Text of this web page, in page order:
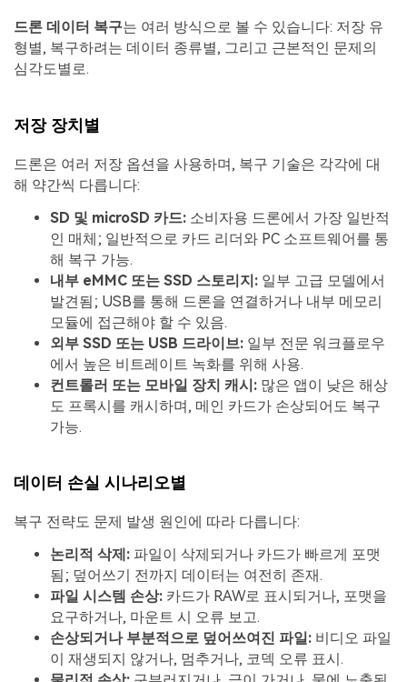
드론 데이터 복구는 여러 방식으로 볼 수 있습니다: 저장 유
형별, 복구하려는 데이터 종류별, 그리고 근본적인 문제의
심각도별로.
저장 장치별
드론은 여러 저장 옵션을 사용하며, 복구 기술은 각각에 대
해 약간씩 다릅니다:
SD 및 microSD 카드: 소비자용 드론에서 가장 일반적
인 매체; 일반적으로 카드 리더와 PC 소프트웨어를 통
해 복구 가능.
내부 eMMC 또는 SSD 스토리지: 일부 고급 모델에서
발견됨; USB를 통해 드론을 연결하거나 내부 메모리
모듈에 접근해야 할 수 있음.
외부 SSD 또는 USB 드라이브: 일부 전문 워크플로우
에서 높은 비트레이트 녹화를 위해 사용.
컨트롤러 또는 모바일 장치 캐시: 많은 앱이 낮은 해상
도 프록시를 캐시하며, 메인 카드가 손상되어도 복구
가능.
데이터 손실 시나리오별
복구 전략도 문제 발생 원인에 따라 다릅니다:
논리적 삭제: 파일이 삭제되거나 카드가 빠르게 포맷
됨; 덮어쓰기 전까지 데이터는 여전히 존재.
파일 시스템 손상: 카드가 RAW로 표시되거나, 포맷을
요구하거나, 마운트 시 오류 보고.
손상되거나 부분적으로 덮어쓰여진 파일: 비디오 파일
이 재생되지 않거나, 멈추거나, 코덱 오류 표시.